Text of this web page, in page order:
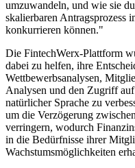
umzuwandeln, und wie sie
skalierbaren
konkurrieren können."
Die FintechWerx-Plattform
dabei zu helfen, ihre
Wettbewerbsanalysen,
Analysen und den Zugriff
natürlicher Sprache zu
um die Verzögerung
verringern, wodurch
in die Bedürfnisse ihrer
Wachstumsmöglichkeiten